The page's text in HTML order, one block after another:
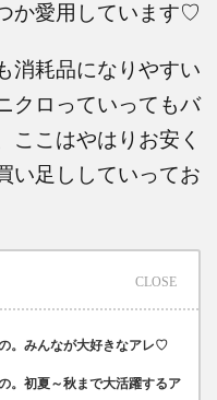
か愛用しています♡
消耗品になりやすい
クロっていってもバ
ここはやはりお安く
い足ししていってお
。みんなが大好きなアレ♡
。初夏～秋まで大活躍するア